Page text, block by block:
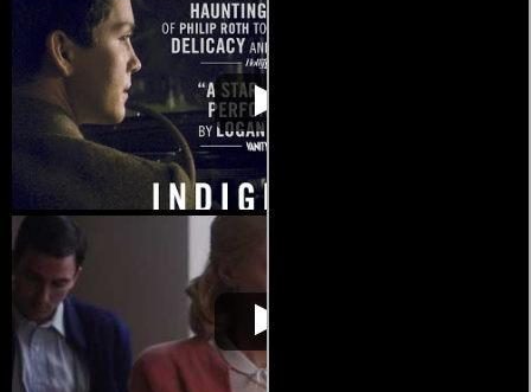
Indignation Video de la película Indignation
Indignation Video de la película Indignation